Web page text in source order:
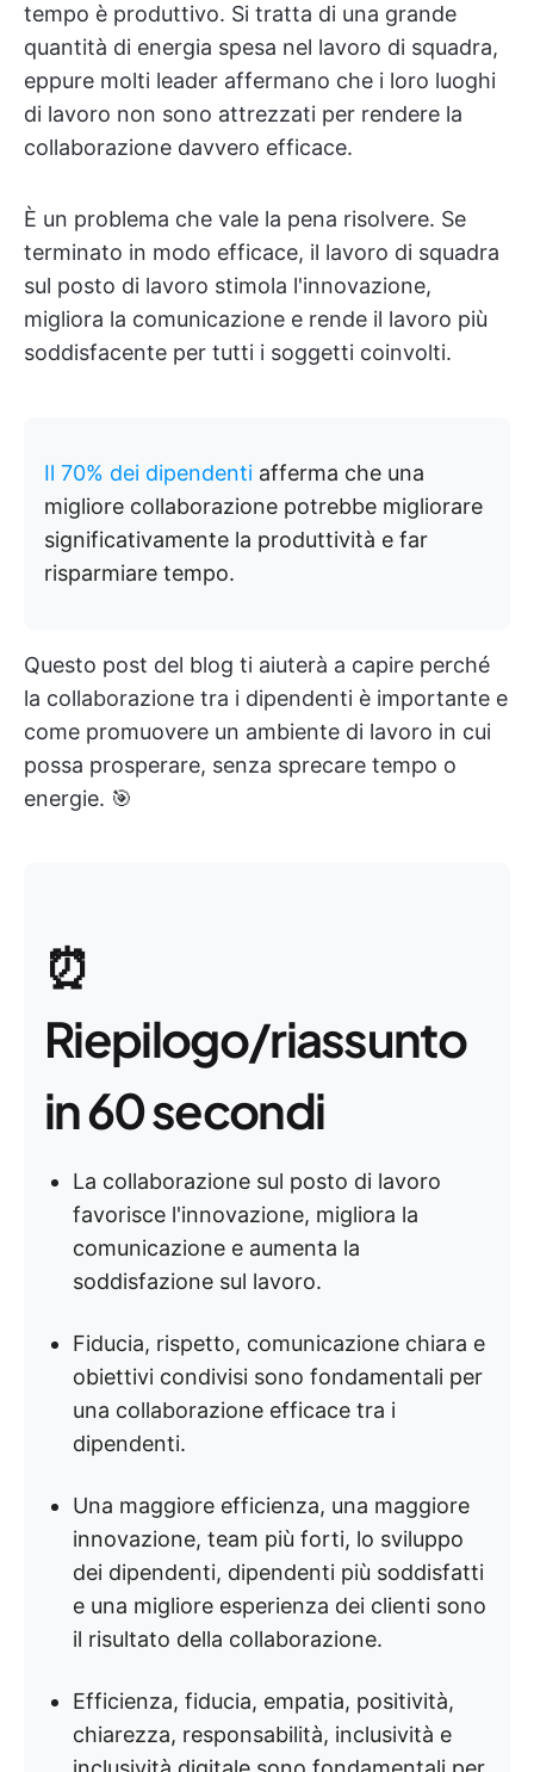
tempo è produttivo. Si tratta di una grande
quantità di energia spesa nel lavoro di squadra,
eppure molti leader affermano che i loro luoghi
di lavoro non sono attrezzati per rendere la
collaborazione davvero efficace.
È un problema che vale la pena risolvere. Se
terminato in modo efficace, il lavoro di squadra
sul posto di lavoro stimola l'innovazione,
migliora la comunicazione e rende il lavoro più
soddisfacente per tutti i soggetti coinvolti.
Il 70% dei dipendenti afferma che una
migliore collaborazione potrebbe migliorare
significativamente la produttività e far
risparmiare tempo.
Questo post del blog ti aiuterà a capire perché
la collaborazione tra i dipendenti è importante e
come promuovere un ambiente di lavoro in cui
possa prosperare, senza sprecare tempo o
energie. 🎯
⏰
Riepilogo/riassunto
in 60 secondi
La collaborazione sul posto di lavoro
favorisce l'innovazione, migliora la
comunicazione e aumenta la
soddisfazione sul lavoro.
Fiducia, rispetto, comunicazione chiara e
obiettivi condivisi sono fondamentali per
una collaborazione efficace tra i
dipendenti.
Una maggiore efficienza, una maggiore
innovazione, team più forti, lo sviluppo
dei dipendenti, dipendenti più soddisfatti
e una migliore esperienza dei clienti sono
il risultato della collaborazione.
Efficienza, fiducia, empatia, positività,
chiarezza, responsabilità, inclusività e